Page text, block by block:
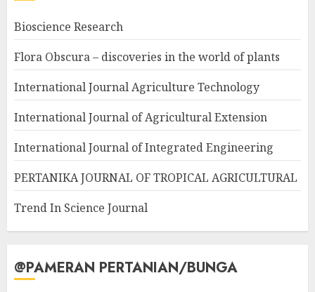
Bioscience Research
Flora Obscura – discoveries in the world of plants
International Journal Agriculture Technology
International Journal of Agricultural Extension
International Journal of Integrated Engineering
PERTANIKA JOURNAL OF TROPICAL AGRICULTURAL
Trend In Science Journal
@PAMERAN PERTANIAN/BUNGA